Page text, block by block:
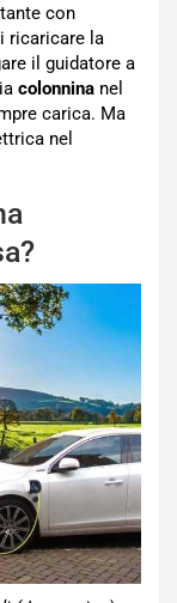
con
ricaricare la
il guidatore a
colonnina nel
carica. Ma
nel